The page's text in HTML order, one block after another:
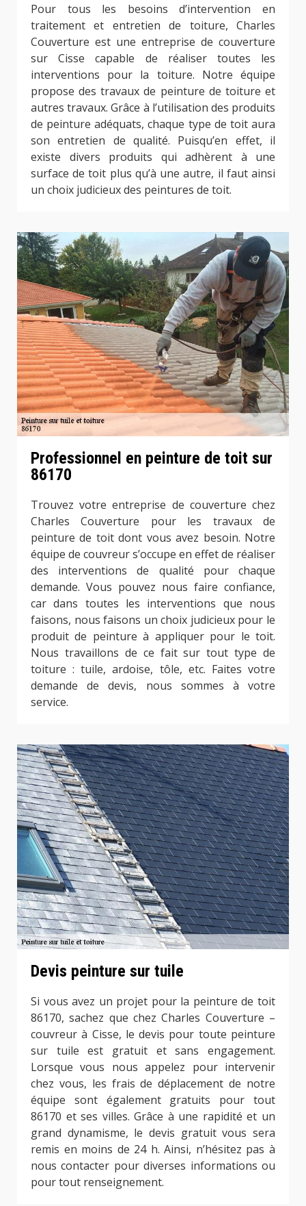
Pour tous les besoins d’intervention en
traitement et entretien de toiture, Charles
Couverture est une entreprise de couverture
sur Cisse capable de réaliser toutes les
interventions pour la toiture. Notre équipe
propose des travaux de peinture de toiture et
autres travaux. Grâce à l’utilisation des produits
de peinture adéquats, chaque type de toit aura
son entretien de qualité. Puisqu’en effet, il
existe divers produits qui adhèrent à une
surface de toit plus qu’à une autre, il faut ainsi
un choix judicieux des peintures de toit.
Professionnel en peinture de toit sur
86170
Trouvez votre entreprise de couverture chez
Charles Couverture pour les travaux de
peinture de toit dont vous avez besoin. Notre
équipe de couvreur s’occupe en effet de réaliser
des interventions de qualité pour chaque
demande. Vous pouvez nous faire confiance,
car dans toutes les interventions que nous
faisons, nous faisons un choix judicieux pour le
produit de peinture à appliquer pour le toit.
Nous travaillons de ce fait sur tout type de
toiture : tuile, ardoise, tôle, etc. Faites votre
demande de devis, nous sommes à votre
service.
Devis peinture sur tuile
Si vous avez un projet pour la peinture de toit
86170, sachez que chez Charles Couverture –
couvreur à Cisse, le devis pour toute peinture
sur tuile est gratuit et sans engagement.
Lorsque vous nous appelez pour intervenir
chez vous, les frais de déplacement de notre
équipe sont également gratuits pour tout
86170 et ses villes. Grâce à une rapidité et un
grand dynamisme, le devis gratuit vous sera
remis en moins de 24 h. Ainsi, n’hésitez pas à
nous contacter pour diverses informations ou
pour tout renseignement.